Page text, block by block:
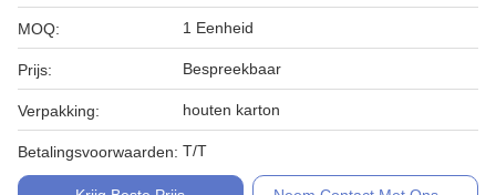
MOQ: 1 Eenheid
Prijs: Bespreekbaar
Verpakking: houten karton
Betalingsvoorwaarden: T/T